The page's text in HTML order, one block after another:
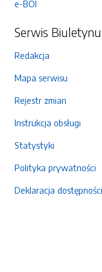
e-BOI
Serwis Biuletynu
Redakcja
Mapa serwisu
Rejestr zmian
Instrukcja obsługi
Statystyki
Polityka prywatności
Deklaracja dostępności